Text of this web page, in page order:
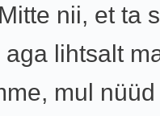
nii, et ta
lihtsalt
mul